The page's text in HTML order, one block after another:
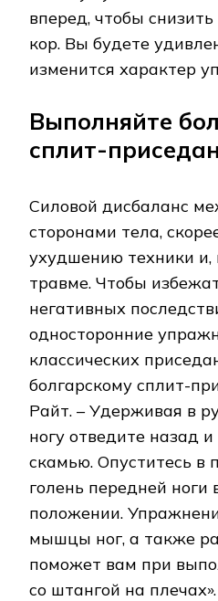
вперед, чтобы
кор. Вы будете
изменится характер
Выполняйте
сплит-
Силовой дисбаланс
сторонами тела,
ухудшению техники и,
травме. Чтобы
негативных
односторонние
классических
болгарскому сплит-
Райт. – Удерживая в
ногу отведите назад
скамью. Опуститесь в
голень передней ноги
положении.
мышцы ног, а также
поможет вам при
со штангой на плечах».